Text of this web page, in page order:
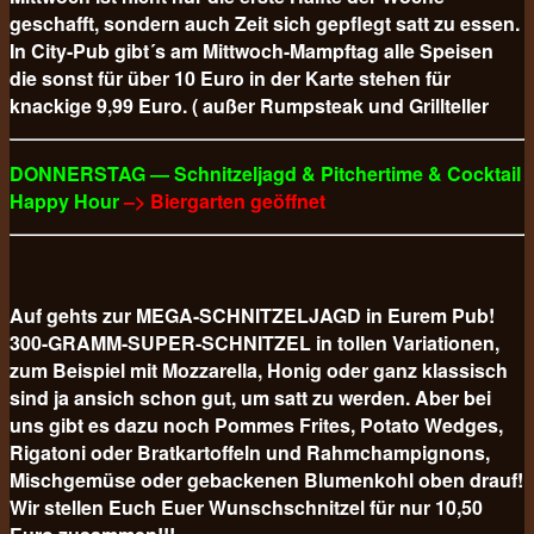
geschafft, sondern auch Zeit sich gepflegt satt zu essen.
In City-Pub gibt´s am Mittwoch-Mampftag alle Speisen
die sonst für über 10 Euro in der Karte stehen für
knackige 9,99 Euro. ( außer Rumpsteak und Grillteller
DONNERSTAG — Schnitzeljagd & Pitchertime & Cocktail
Happy Hour–> Biergarten geöffnet
Auf gehts zur MEGA-SCHNITZELJAGD in Eurem Pub!
300-GRAMM-SUPER-SCHNITZEL in tollen Variationen,
zum Beispiel mit Mozzarella, Honig oder ganz klassisch
sind ja ansich schon gut, um satt zu werden. Aber bei
uns gibt es dazu noch Pommes Frites, Potato Wedges,
Rigatoni oder Bratkartoffeln und Rahmchampignons,
Mischgemüse oder gebackenen Blumenkohl oben drauf!
Wir stellen Euch Euer Wunschschnitzel für nur 10,50